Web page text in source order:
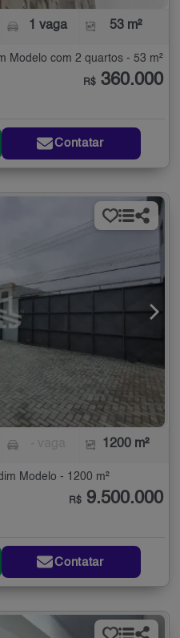
1 vaga 53 m²
Modelo com 2 quartos - 53 m²
R$ 360.000
Contatar
1200 m²
Modelo - 1200 m²
R$ 9.500.000
Contatar